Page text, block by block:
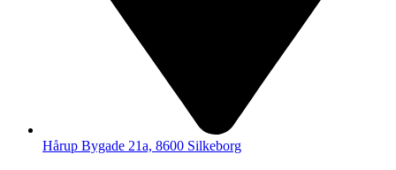
Hårup Bygade 21a, 8600 Silkeborg